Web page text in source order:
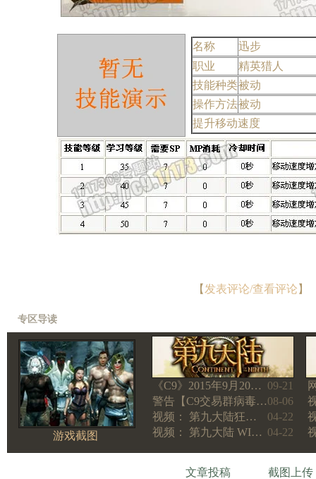
名称
迅步
职业
精英猎人
技能种类被动
操作方法被动
提升移动速度
【 发表评论/查看评论 】
专区导读
游戏截图
09-21
《C9》2015年9月20…
08-06
警告【C9交易群病毒…
04-22
视频： 第九大陆狂…
04-22
视频： 第九大陆 WI…
文章投稿 截图上传